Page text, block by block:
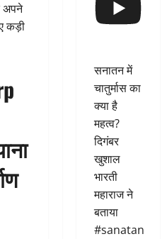
अपने
कड़ी
सनातन में
चातुर्मास का
क्या है
महत्व?
दिगंबर
खुशाल
भारती
महाराज ने
बताया
#sanatan